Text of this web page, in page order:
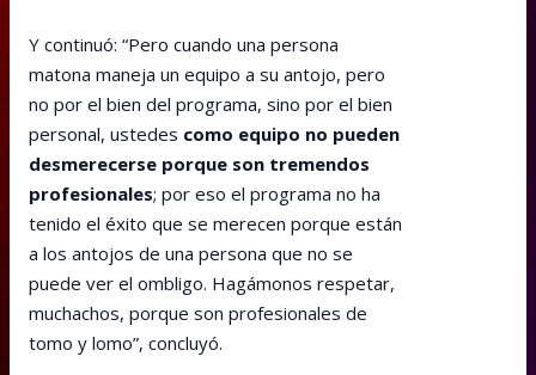
Y continuó: “Pero cuando una persona
matona maneja un equipo a su antojo, pero
no por el bien del programa, sino por el bien
personal, ustedes como equipo no pueden
desmerecerse porque son tremendos
profesionales; por eso el programa no ha
tenido el éxito que se merecen porque están
a los antojos de una persona que no se
puede ver el ombligo. Hagámonos respetar,
muchachos, porque son profesionales de
tomo y lomo”, concluyó.